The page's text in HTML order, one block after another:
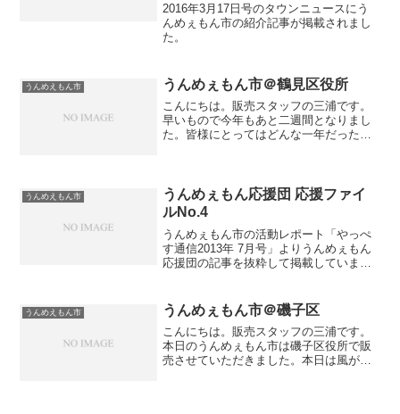
2016年3月17日号のタウンニュースにう
んめぇもん市の紹介記事が掲載されまし
た。
うんめえもん市 うんめぇもん市＠鶴見区役所
こんにちは。販売スタッフの三浦です。
早いもので今年もあと二週間となりまし
た。皆様にとってはどんな一年だったで
鶴見区役所で開催さ...
うんめえもん市
うんめぇもん応援団 応援ファイ
ルNo.4
うんめぇもん市の活動レポート「やっぺ
す通信2013年 7月号」よりうんめぇもん
応援団の記事を抜粋して掲載していま
した。 うんめぇもん応援団
として【横浜デザ...
うんめえもん市 うんめぇもん市＠磯子区
こんにちは。販売スタッフの三浦です。
本日のうんめぇもん市は磯子区役所で販
売させていただきました。本日は風が強